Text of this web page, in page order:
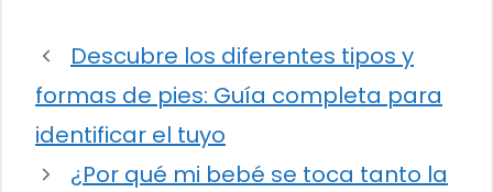
Descubre los diferentes tipos y
formas de pies: Guía completa para
identificar el tuyo
¿Por qué mi bebé se toca tanto la